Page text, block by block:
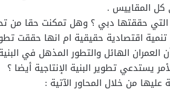
كل المقاييس .
حققتها دبي ؟ وهل تمكنت حقا من
اقتصادية حقيقية ام انها حققت
العمران الهائل والتطور المذهل في
يستدعي تطوير البنية الإنتاجية أيضا ؟
عليها من خلال المحاور الآتية :